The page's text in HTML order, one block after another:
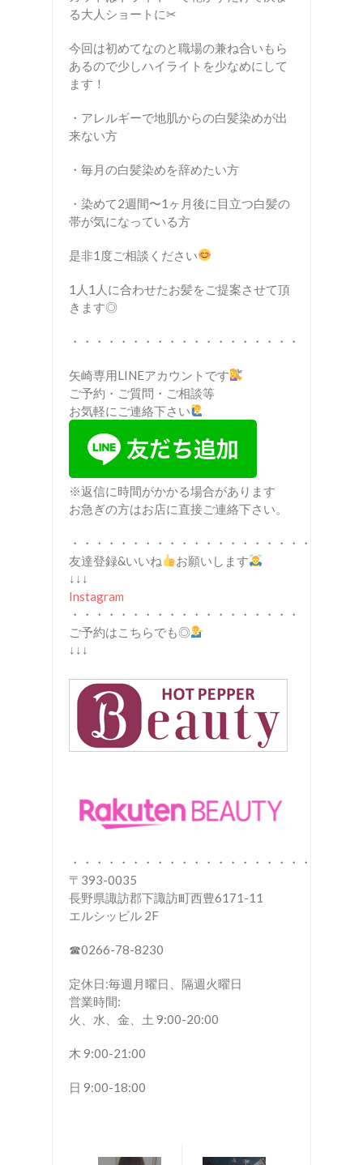
る大人ショートに✂︎
今回は初めてなのと職場の兼ね合いもら
あるので少しハイライトを少なめにして
ます！
・アレルギーで地肌からの白髪染めが出
来ない方
・毎月の白髪染めを辞めたい方
・染めて2週間〜1ヶ月後に目立つ白髪の
帯が気になっている方
是非1度ご相談ください
1人1人に合わせたお髪をご提案させて頂
きます◎
・・・・・・・・・・・・・・・・・・・
矢崎専用LINEアカウントです
ご予約・ご質問・ご相談等
お気軽にご連絡下さい
※返信に時間がかかる場合があります
お急ぎの方はお店に直接ご連絡下さい。
・・・・・・・・・・・・・・・・・・・・
友達登録&いいね
お願いします
↓↓↓
Instagram
・・・・・・・・・・・・・・・・・・・
ご予約はこちらでも◎
↓↓↓
・・・・・・・・・・・・・・・・・・・・
〒393-0035
長野県諏訪郡下諏訪町西豊6171-11
エルシッビル 2F
☎︎0266-78-8230
定休日:毎週月曜日、隔週火曜日
営業時間:
火、水、金、土 9:00-20:00
木 9:00-21:00
日 9:00-18:00